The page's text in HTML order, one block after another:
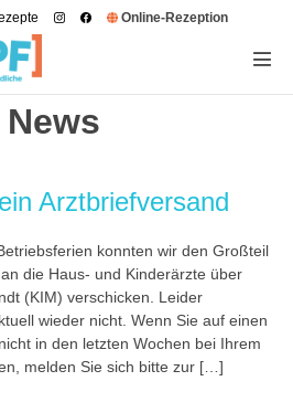
Online-Rezeption
News
Arztbriefversand
konnten wir den Großteil
die Haus- und Kinderärzte über
(KIM) verschicken. Leider
wieder nicht. Wenn Sie auf einen
in den letzten Wochen bei Ihrem
melden Sie sich bitte zur […]